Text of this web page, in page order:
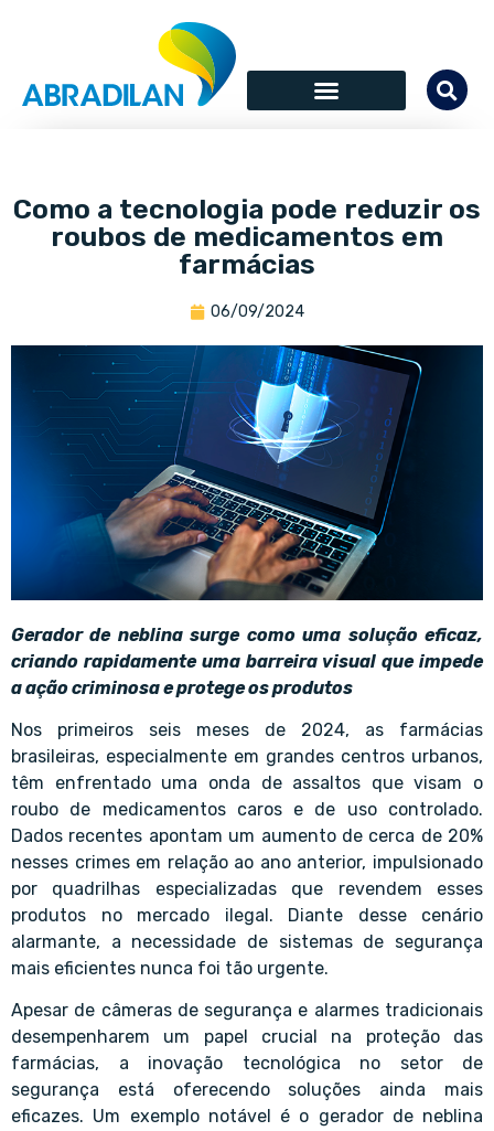
Como a tecnologia pode reduzir os
roubos de medicamentos em
farmácias
06/09/2024
Gerador de neblina surge como uma solução eficaz,
criando rapidamente uma barreira visual que impede
a ação criminosa e protege os produtos
Nos primeiros seis meses de 2024, as farmácias
brasileiras, especialmente em grandes centros urbanos,
têm enfrentado uma onda de assaltos que visam o
roubo de medicamentos caros e de uso controlado.
Dados recentes apontam um aumento de cerca de 20%
nesses crimes em relação ao ano anterior, impulsionado
por quadrilhas especializadas que revendem esses
produtos no mercado ilegal. Diante desse cenário
alarmante, a necessidade de sistemas de segurança
mais eficientes nunca foi tão urgente.
Apesar de câmeras de segurança e alarmes tradicionais
desempenharem um papel crucial na proteção das
farmácias, a inovação tecnológica no setor de
segurança está oferecendo soluções ainda mais
eficazes. Um exemplo notável é o gerador de neblina